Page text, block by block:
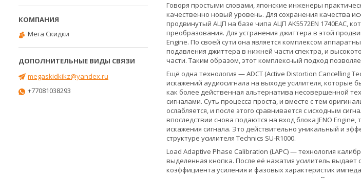
Говоря простыми словами, японские инженеры
качественно новый уровень. Для сохранения качества
продвинутый АЦП на базе чипа АЦП AK5572EN 1740EAC,
преобразования. Для устранения джиттера в этой
Engine. По своей сути она является комплексом
подавления джиттера в нижней части спектра, и
части. Таким образом, этот комплексный подход
Ещё одна технология — ADCT (Active Distortion Cancelling
искажений аудиосигнала на выходе усилителя,
как более действенная альтернатива несовершенной
сигналами. Суть процесса проста, и вместе с тем
ослабляется, и после этого сравнивается с исходным
впоследствии снова подаются на вход блока JENO
искажения сигнала. Это действительно уникальный и
структуре усилителя Technics SU-R1000.
Load Adaptive Phase Calibration (LAPС) — технология
выделенная кнопка. После её нажатия усилитель
коэффициента усиления и фазовых характеристик
Мега Скидки
megaskidkikz@yandex.ru
+77081038293